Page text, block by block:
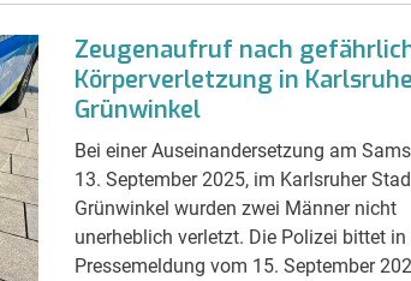
Zeugenaufruf nach
Körperverletzung in
Grünwinkel
Bei einer Auseinandersetzung am
13. September 2025, im Karlsruher
Grünwinkel wurden zwei Männer nicht
unerheblich verletzt. Die Polizei bittet in
Pressemeldung vom 15. September